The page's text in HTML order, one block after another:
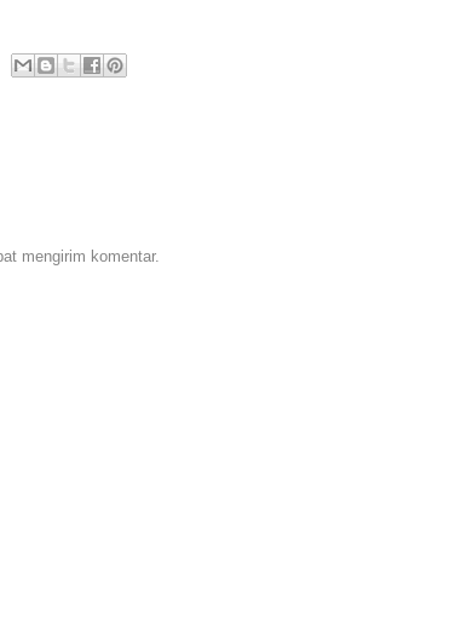
mengirim komentar.